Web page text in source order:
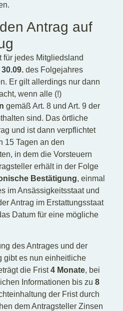
Antrag auf
für jedes Mitgliedsland
des Folgejahres
Er gilt allerdings nur dann
wenn alle (!)
gemäß Art. 8 und Art. 9 der
sind. Das örtliche
und ist dann verpflichtet
15 Tagen an den
in dem die Vorsteuern
erhält in der Folge
Bestätigung, einmal
im Ansässigkeitsstaat und
Antrag im Erstattungsstaat
Datum für eine mögliche
des Antrages und der
gibt es nun einheitliche
die Frist4 Monate, bei
Informationen bis zu 8
der Frist durch
dem Antragsteller Zinsen